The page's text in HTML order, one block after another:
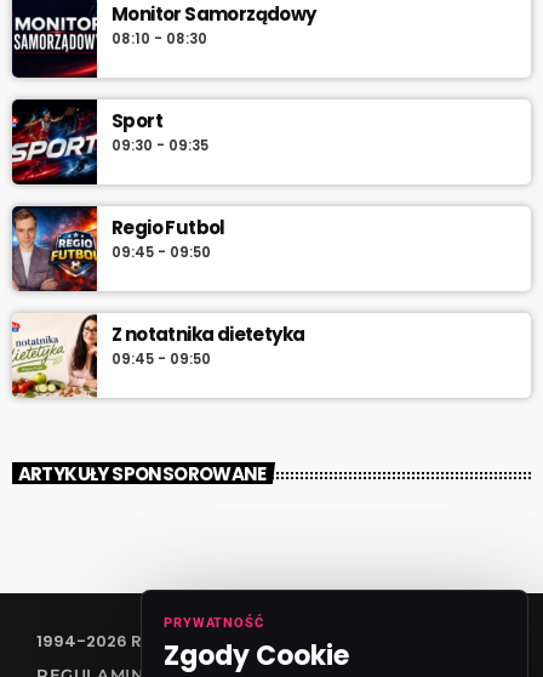
Monitor Samorządowy
08:10 - 08:30
Sport
09:30 - 09:35
Regio Futbol
09:45 - 09:50
Z notatnika dietetyka
09:45 - 09:50
ARTYKUŁY SPONSOROWANE
1994-2026 RADIO VANESSA SPÓŁKA Z O.O
PRYWATNOŚĆ
Zgody Cookie